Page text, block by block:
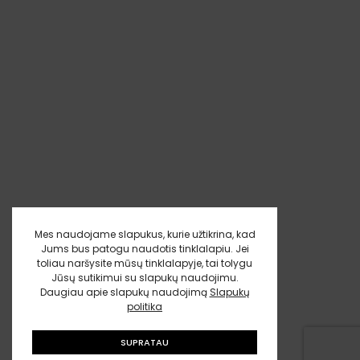
Mes naudojame slapukus, kurie užtikrina, kad
Jums bus patogu naudotis tinklalapiu. Jei
toliau naršysite mūsų tinklalapyje, tai tolygu
Jūsų sutikimui su slapukų naudojimu.
Daugiau apie slapukų naudojimąSlapukų
politika
SUPRATAU